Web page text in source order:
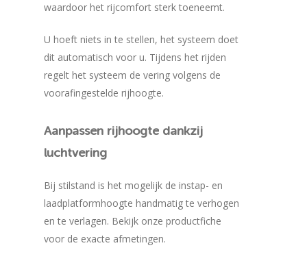
waardoor het rijcomfort sterk toeneemt.
U hoeft niets in te stellen, het systeem doet
dit automatisch voor u. Tijdens het rijden
regelt het systeem de vering volgens de
voorafingestelde rijhoogte.
Aanpassen rijhoogte dankzij
luchtvering
Bij stilstand is het mogelijk de instap- en
laadplatformhoogte handmatig te verhogen
en te verlagen. Bekijk onze productfiche
voor de exacte afmetingen.